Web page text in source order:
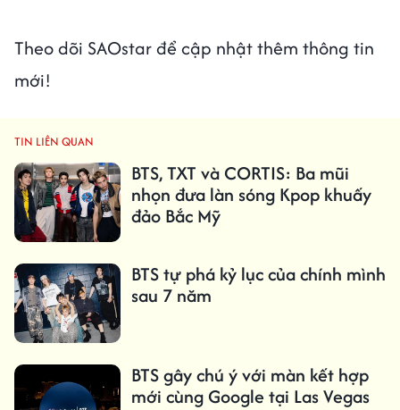
Theo dõi SAOstar để cập nhật thêm thông tin
mới!
TIN LIÊN QUAN
BTS, TXT và CORTIS: Ba mũi
nhọn đưa làn sóng Kpop khuấy
đảo Bắc Mỹ
BTS tự phá kỷ lục của chính mình
sau 7 năm
BTS gây chú ý với màn kết hợp
mới cùng Google tại Las Vegas